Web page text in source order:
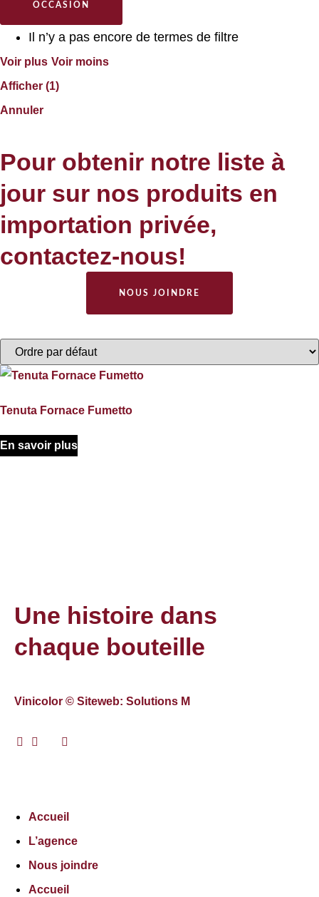
OCCASION
Il n’y a pas encore de termes de filtre
Voir plus Voir moins
Afficher (1)
Annuler
Pour obtenir notre liste à
jour sur nos produits en
importation privée,
contactez-nous!
NOUS JOINDRE
Tenuta Fornace Fumetto
En savoir plus
Une histoire dans
chaque bouteille
Vinicolor © Siteweb: Solutions M
Accueil
L’agence
Nous joindre
Accueil